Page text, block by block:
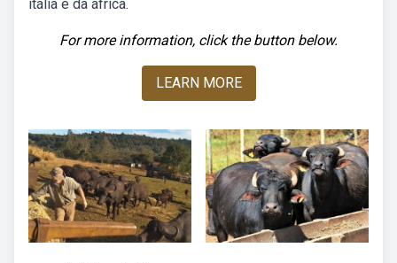
itália e da áfrica.
For more information, click the button below.
LEARN MORE